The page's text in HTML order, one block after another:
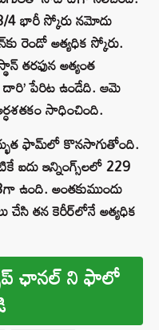
4 భారీ స్కోరు నమోదు
రెండో అత్యధిక స్కోరు.
తరఫున అత్యంత
పేరిట ఉండేది. ఆమె
సాధించింది.
ఫామ్‌లో కొనసాగుతోంది.
ఇన్నింగ్స్‌లలో 229
ఉంది. అంతకుముందు
చేసి తన కెరీర్‌లోనే అత్యధిక
ఛానల్ ని ఫాలో